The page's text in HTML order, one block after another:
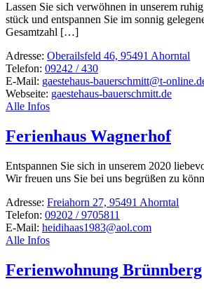
Lassen Sie sich verwöhnen in unserem
stück und entspannen Sie im sonnig
Gesamtzahl […]
Adresse: Oberailsfeld 46, 95491 Ahorntal
Telefon: 09242 / 430
E-Mail: gaestehaus-bauerschmitt@t-
Webseite: gaestehaus-bauerschmitt.de
Alle Infos
Ferienhaus Wagnerhof
Entspannen Sie sich in unserem 2020
Wir freuen uns Sie bei uns begrüßen zu
Adresse: Freiahorn 27, 95491 Ahorntal
Telefon: 09202 / 9705811
E-Mail: heidihaas1983@aol.com
Alle Infos
Ferienwohnung Brünnberg